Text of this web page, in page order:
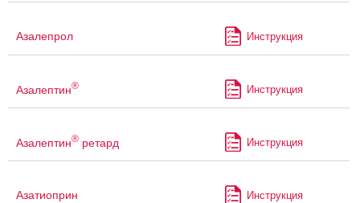
Азалепрол Инструкция
Азалептин® Инструкция
Азалептин® ретард Инструкция
Азатиоприн Инструкция